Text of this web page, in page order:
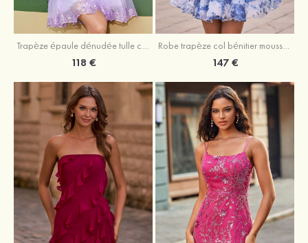
Trapèze épaule dénudée tulle courte/mini robe de fête de la rentrée avec paillettes
118 €
Robe trapèze col bénitier mousseline courte/mini robe de fête de la rentrée avec appliqué
147 €